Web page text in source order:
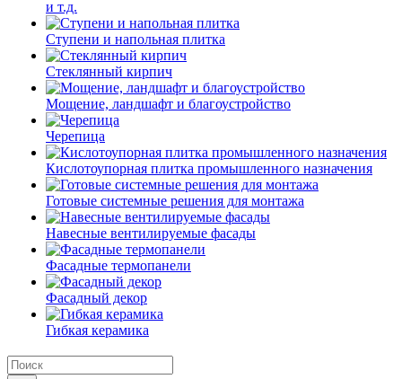
и т.д.
Ступени и напольная плитка
Cтеклянный кирпич
Мощение, ландшафт и благоустройство
Черепица
Кислотоупорная плитка промышленного назначения
Готовые системные решения для монтажа
Навесные вентилируемые фасады
Фасадные термопанели
Фасадный декор
Гибкая керамика